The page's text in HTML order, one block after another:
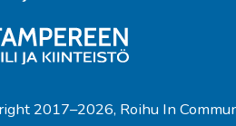
2017–2026, Roihu In